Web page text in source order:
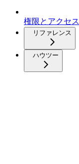
権限とアクセス
リファレンス
ハウツー